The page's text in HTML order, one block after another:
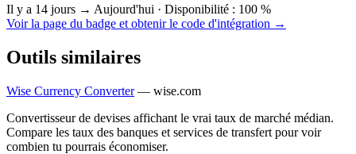
Il y a 14 jours → Aujourd'hui · Disponibilité : 100 %
Voir la page du badge et obtenir le code d'intégration →
Outils similaires
Wise Currency Converter — wise.com
Convertisseur de devises affichant le vrai taux de marché médian.
Compare les taux des banques et services de transfert pour voir
combien tu pourrais économiser.